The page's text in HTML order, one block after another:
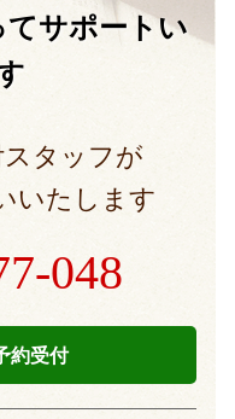
サポートい
タッフが
いたします
048
約受付